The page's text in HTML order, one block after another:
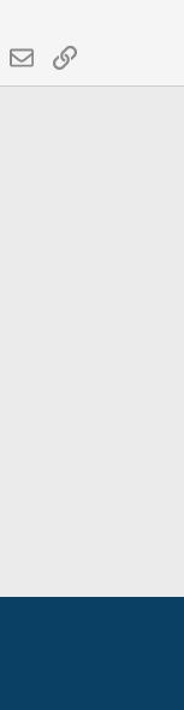
WhatsApp
EmailEnlace